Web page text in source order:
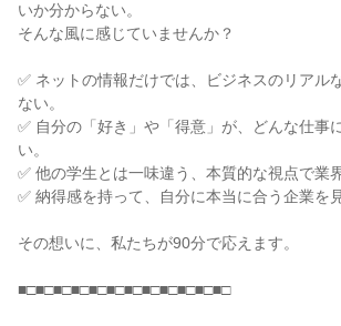
いか分からない。
そんな風に感じていませんか？
✅ ネットの情報だけでは、ビジネスのリアル
ない。
✅ 自分の「好き」や「得意」が、どんな仕事
い。
✅ 他の学生とは一味違う、本質的な視点で業
✅ 納得感を持って、自分に本当に合う企業を
その想いに、私たちが90分で応えます。
■□■□■□■□■□■□■□■□■□■□■□■□